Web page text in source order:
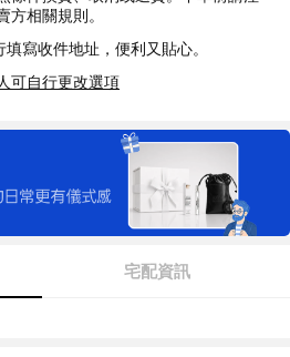
方相關規則。
寫收件地址，便利又貼心。
可自行更改選項
宅配資訊